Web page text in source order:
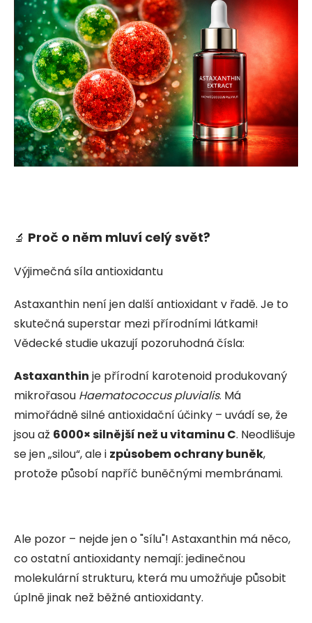
🔬 Proč o něm mluví celý svět?
Výjimečná síla antioxidantu
Astaxanthin není jen další antioxidant v řadě. Je to
skutečná superstar mezi přírodními látkami!
Vědecké studie ukazují pozoruhodná čísla:
Astaxanthin je přírodní karotenoid produkovaný
mikrořasou Haematococcus pluvialis. Má
mimořádně silné antioxidační účinky – uvádí se, že
jsou až 6000× silnější než u vitaminu C. Neodlišuje
se jen „silou“, ale i způsobem ochrany buněk,
protože působí napříč buněčnými membránami.
Ale pozor – nejde jen o "sílu"! Astaxanthin má něco,
co ostatní antioxidanty nemají: jedinečnou
molekulární strukturu, která mu umožňuje působit
úplně jinak než běžné antioxidanty.